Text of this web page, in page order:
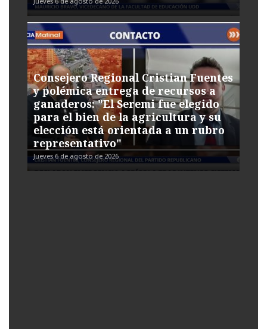
Consejero Regional Cristian Fuentes
y polémica entrega de recursos a
ganaderos: "El Seremi fue elegido
para el bien de la agricultura y su
elección está orientada a un rubro
representativo"
Jueves 6 de agosto de 2026